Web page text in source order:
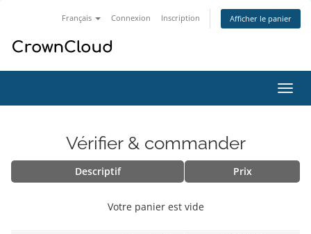
Français Connexion Inscription Afficher le panier
la
Vérifier & commander
Descriptif Prix
Votre panier est vide